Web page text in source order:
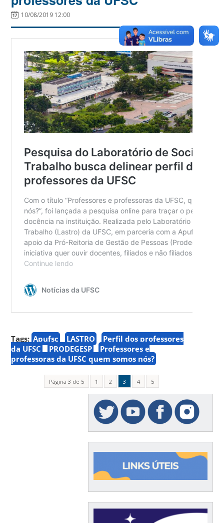
10/08/2019 12:00
Tags: Apufsc LASTRO
Perfil dos professores
da UFSC
PRODEGESP
Professores e
professoras da UFSC quem somos nós?
Página 3 de 5 1 2 3 4 5